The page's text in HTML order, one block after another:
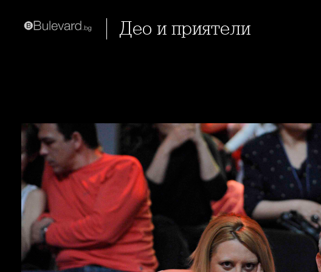
Део и приятели